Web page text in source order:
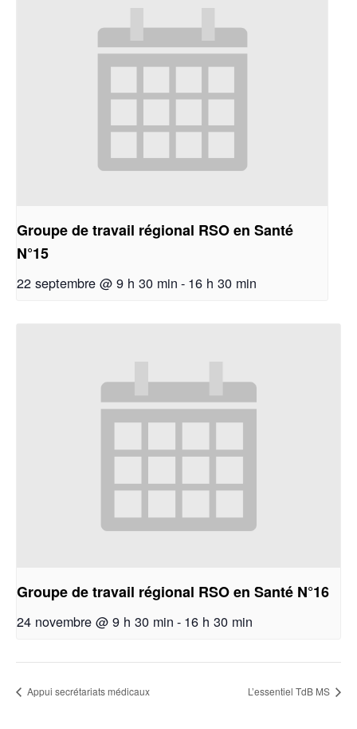
Groupe de travail régional RSO en Santé
N°15
22 septembre @ 9 h 30 min - 16 h 30 min
Groupe de travail régional RSO en Santé N°16
24 novembre @ 9 h 30 min - 16 h 30 min
Appui secrétariats médicaux L’essentiel TdB MS